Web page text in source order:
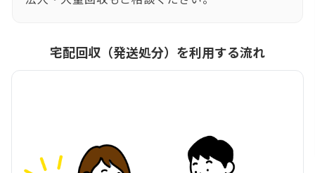
宅配回収（発送処分）を利用する流れ